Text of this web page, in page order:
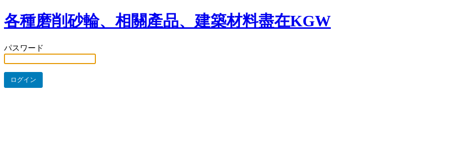
各種磨削砂輪、相關產品、建築材料盡在KGW
パスワード